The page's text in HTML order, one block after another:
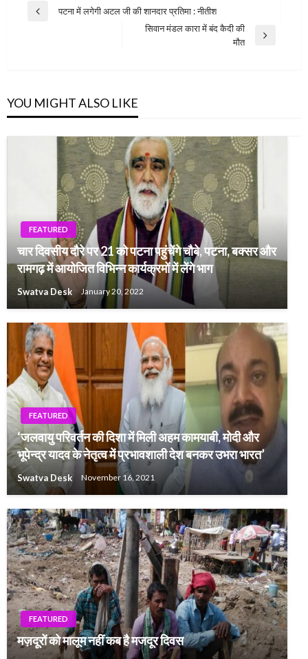
Post
Previous
पटना में लगेगी अटल जी की शानदार प्रतिमा : नीतीश
सिवान मंडल कारा में बंद कैदी की
मौत
YOU MIGHT ALSO LIKE
FEATURED
चार दिवसीय दौरे पर 21 को पटना पहुंचेंगे चौबे, पटना, बक्सर और
रामगढ़ में आयोजित विभिन्न कार्यक्रमों में लेंगे भाग
Swatva Desk January 20, 2022
FEATURED
‘जलवायु परिवर्तन की दिशा में मिली अहम कामयाबी, मोदी और
भूपेन्द्र यादव के नेतृत्व में प्रभावशाली देश बनकर उभरा भारत’
Swatva Desk November 16, 2021
FEATURED
मज़दूरों को मालूम नहीं कब है मजदूर दिवस